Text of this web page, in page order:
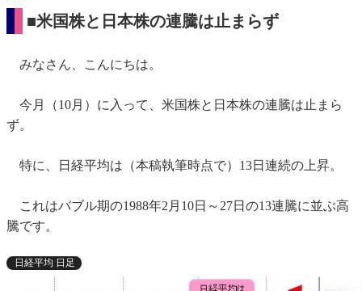
■米国株と日本株の連騰は止まらず
みなさん、こんにちは。
今月（10月）に入って、米国株と日本株の連騰は止まら
ず。
特に、日経平均は（本稿執筆時点で）13日連続の上昇。
これはバブル期の1988年2月10日～27日の13連騰に並ぶ高
騰です。
日経平均 日足